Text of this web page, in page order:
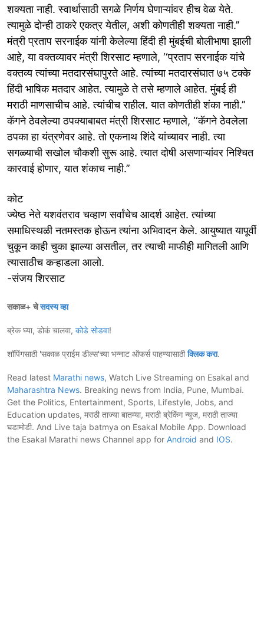
शक्यता नाही. स्वार्थासाठी सगळे निर्णय घेणाऱ्यांवर हीच वेळ येते.
त्यामुळे दोन्ही ठाकरे एकत्र येतील, अशी कोणतीही शक्यता नाही.’’
मंत्री प्रताप सरनाईक यांनी केलेल्या हिंदी ही मुंबईची बोलीभाषा झाली
आहे, या वक्तव्यावर मंत्री शिरसाट म्हणाले, ‘‘प्रताप सरनाईक यांचे
वक्तव्य त्यांच्या मतदारसंघापुरते आहे. त्यांच्या मतदारसंघात ७५ टक्के
हिंदी भाषिक मतदार आहेत. त्यामुळे ते तसे म्हणाले आहेत. मुंबई ही
मराठी माणसाचीच आहे. त्यांचीच राहील. यात कोणतीही शंका नाही.’’
कॅगने ठेवलेल्या ठपक्याबाबत मंत्री शिरसाट म्हणाले, ‘‘कॅगने ठेवलेला
ठपका हा यंत्रणेवर आहे. तो एकनाथ शिंदे यांच्यावर नाही. त्या
सगळ्याची सखोल चौकशी सुरू आहे. त्यात दोषी असणाऱ्यांवर निश्‍चित
कारवाई होणार, यात शंकाच नाही.’’
कोट
ज्येष्ठ नेते यशवंतराव चव्हाण सर्वांचेच आदर्श आहेत. त्यांच्या
समाधिस्थळी नतमस्तक होऊन त्यांना अभिवादन केले. आयुष्यात यापूर्वी
चुकून काही चुका झाल्या असतील, तर त्याची माफीही मागितली आणि
त्यासाठीच कऱ्हाडला आलो.
-संजय शिरसाट
सकाळ+ चेसदस्य व्हा
ब्रेक घ्या, डोकं चालवा, कोडे सोडवा!
शॉपिंगसाठी 'सकाळ प्राईम डील्स'च्या भन्नाट ऑफर्स पाहण्यासाठीक्लिक करा.
Read latest Marathi news, Watch Live Streaming on Esakal and
Maharashtra News. Breaking news from India, Pune, Mumbai.
Get the Politics, Entertainment, Sports, Lifestyle, Jobs, and
Education updates, मराठी ताज्या बातम्या, मराठी ब्रेकिंग न्यूज, मराठी ताज्या
घडामोडी. And Live taja batmya on Esakal Mobile App. Download
the Esakal Marathi news Channel app for Android and IOS.